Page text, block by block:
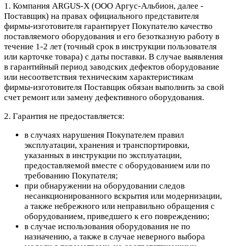
1. Компания ARGUS-X (ООО Аргус-Альбион, далее -
Поставщик) на правах официального представителя
фирмы-изготовителя гарантирует Покупателю качество
поставляемого оборудования и его безотказную работу в
течение 1-2 лет (точный срок в инструкции пользователя
или карточке товара) с даты поставки. В случае выявления
в гарантийный период заводских дефектов оборудование
или несоответствия техническим характеристикам
фирмы-изготовителя Поставщик обязан выполнить за свой
счет ремонт или замену дефективного оборудования.
2. Гарантия не предоставляется:
в случаях нарушения Покупателем правил
эксплуатации, хранения и транспортировки,
указанных в инструкции по эксплуатации,
предоставляемой вместе с оборудованием или по
требованию Покупателя;
при обнаружении на оборудовании следов
несанкционированного вскрытия или модернизации,
а также небрежного или неправильно обращения с
оборудованием, приведшего к его повреждению;
в случае использования оборудования не по
назначению, а также в случае неверного выбора